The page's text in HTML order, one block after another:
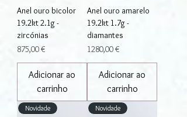
Anel ouro bicolor
19.2kt 2.1g -
zircónias
Preço
875,00 €
Adicionar ao
carrinho
Anel ouro amarelo
19.2kt 1.7g -
diamantes
Preço
1280,00 €
Adicionar ao
carrinho
Novidade Novidade